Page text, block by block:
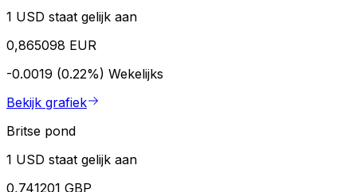
1 USD staat gelijk aan
0,865098 EUR
-0.0019 (0.22%) Wekelijks
Bekijk grafiek
Britse pond
1 USD staat gelijk aan
0,741201 GBP